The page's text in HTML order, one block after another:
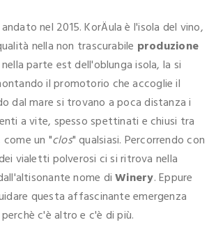
nel 2015. KorÄula è l'isola del vino,
nella non trascurabile produzione
parte est dell'oblunga isola, la si
il promotorio che accoglie il
dal mare si trovano a poca distanza i
a vite, spesso spettinati e chiusi tra
come un "clos" qualsiasi. Percorrendo con
vialetti polverosi ci si ritrova nella
nome diWinery. Eppure
questa affascinante emergenza
c'è altro e c'è di più.